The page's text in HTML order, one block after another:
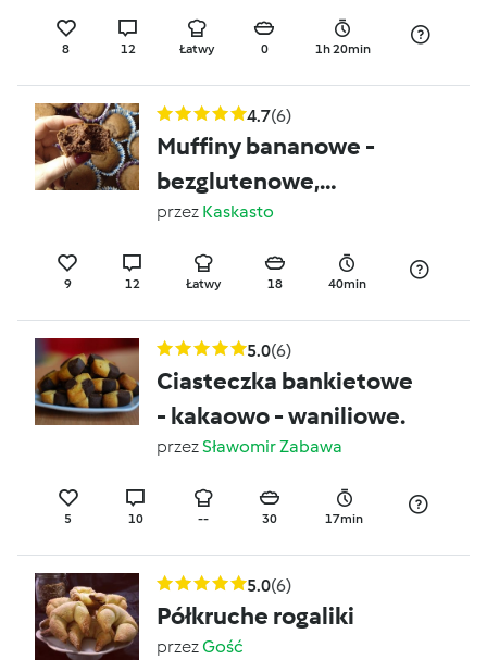
8 12 Łatwy 0 1h 20min
4.7(6)
Muffiny bananowe -
bezglutenowe,
bezcukrowe - pyszne :)
przez Kaskasto
9 12 Łatwy 18 40min
5.0(6)
Ciasteczka bankietowe
- kakaowo - waniliowe.
przezSławomir Zabawa
5 10 -- 30 17min
5.0(6)
Półkruche rogaliki
przezGość